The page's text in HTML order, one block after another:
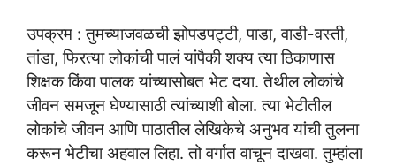
उपक्रम : तुमच्याजवळची झोपडपट्टी, पाडा, वाडी-वस्ती,
तांडा, फिरत्या लोकांची पालं यांपैकी शक्य त्या ठिकाणास
शिक्षक किंवा पालक यांच्यासोबत भेट दया. तेथील लोकांचे
जीवन समजून घेण्यासाठी त्यांच्याशी बोला. त्या भेटीतील
लोकांचे जीवन आणि पाठातील लेखिकेचे अनुभव यांची तुलना
करून भेटीचा अहवाल लिहा. तो वर्गात वाचून दाखवा. तुम्हांला